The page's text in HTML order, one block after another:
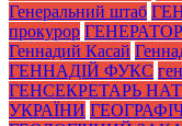
Генеральний штаб
прокурор ГЕНЕРАТОР
Геннадий Касай
ГЕННАДІЙ ФУКС
ГЕНСЕКРЕТАРЬ
УКРАЇНИ